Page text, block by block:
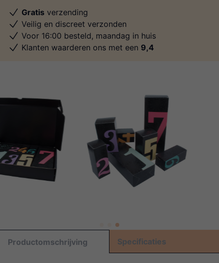
Gratis verzending
Veilig en discreet verzonden
Voor 16:00 besteld, maandag in huis
Klanten waarderen ons met een 9,4
Productomschrijving Specificaties